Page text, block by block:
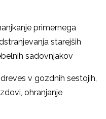
primernega
starejših
sadovnjakov
v gozdnih sestojih,
ohranjanje